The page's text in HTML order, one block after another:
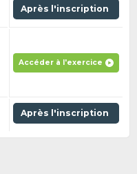
Après l'inscription
Accéder à l'exercice
Après l'inscription